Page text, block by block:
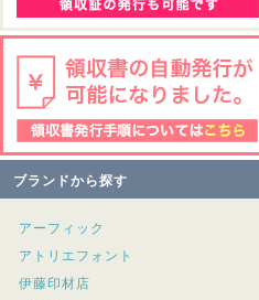
ブランドから探す
アーフィック
アトリエフォント
伊藤印材店